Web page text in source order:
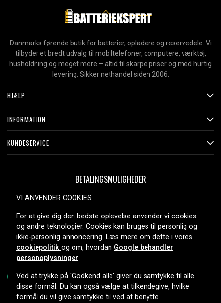
Danmarks førende butik for batterier, opladere og reservedele. Vi
tilbyder et bredt udvalg til mobiltelefoner, computere, værktøj,
husholdning og meget mere – altid til skarpe priser og med hurtig
levering. Sikker nethandel siden 2006.
HJÆLP
INFORMATION
KUNDESERVICE
BETALINGSMULIGHEDER
LEVERINGSMULIGHEDER
VI ANVENDER COOKIES
For at give dig den bedste oplevelse anvender vi cookies
og andre teknologier. Cookies kan bruges til personlig og
ikke-personlig annoncering. Læs mere om dette i vores
cookiepolitik og om, hvordan Google behandler
personoplysninger.
Ved at trykke på 'Godkend alle' giver du samtykke til alle
disse formål. Du kan også vælge at tilkendegive, hvilke
formål du vil give samtykke til ved at benytte